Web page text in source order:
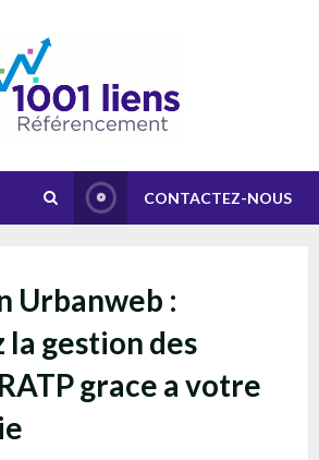
CONTACTEZ-NOUS
Urbanweb :
gestion des
grace a votre